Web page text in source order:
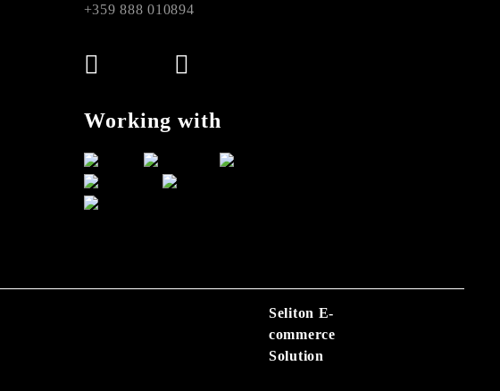
+359 888 010894
Working with
Seliton E-
commerce
Solution